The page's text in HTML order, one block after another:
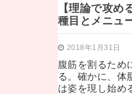
【理論で攻め
種目とメニュ
2018年1月31日
腹筋を割るため
る。確かに、体
は姿を現し始め